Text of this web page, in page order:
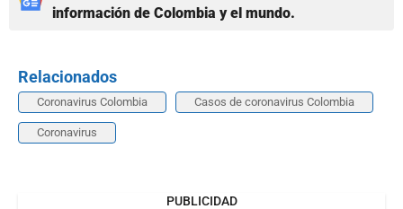
información de Colombia y el mundo.
Relacionados
Coronavirus Colombia Casos de coronavirus Colombia
Coronavirus
PUBLICIDAD